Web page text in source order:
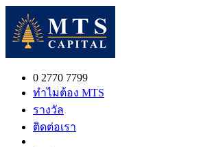
0 2770 7799
ทำไมต้อง MTS
รางวัล
ติดต่อเรา